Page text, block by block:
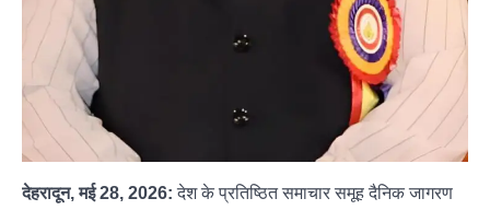
देहरादून,मई 28, 2026:देश के प्रतिष्ठित समाचार समूह दैनिक जागरण